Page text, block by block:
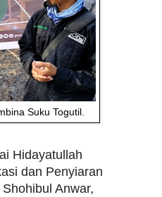
Suku Togutil.
Hidayatullah
dan Penyiaran
Anwar,